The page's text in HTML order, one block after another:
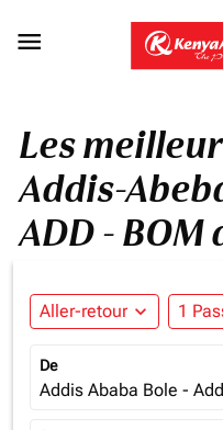

Les
Addis-
ADD - BOM
Aller-retour expand_more 1
De
Addis Ababa Bole -